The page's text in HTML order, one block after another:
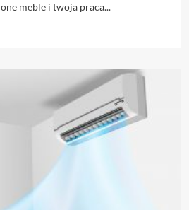
meble i twoja praca...